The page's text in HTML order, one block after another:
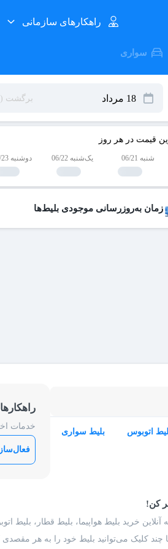
راهکارهای سازمانی
سواری
قیمت در هر روز
شنبه 06/21 یک‌شنبه 06/22 دوشنبه 06/23
زمان به‌روزرسانی موجودی بلیط‌ها
اتوبوس بلیط سواری
خدمات
کن!
آنلاین خرید بلیط هواپیما، بلیط قطار،
چند کلیک می‌توانید بلیط خود را به هر